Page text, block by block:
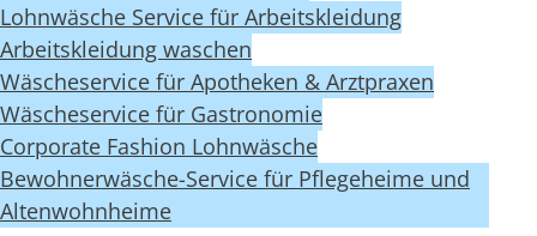
Lohnwäsche Service für Arbeitskleidung
Arbeitskleidung waschen
Wäscheservice für Apotheken & Arztpraxen
Wäscheservice für Gastronomie
Corporate Fashion Lohnwäsche
Bewohnerwäsche-Service für Pflegeheime und
Altenwohnheime